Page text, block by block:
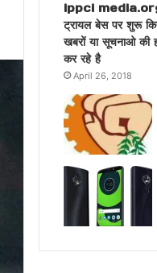
ippci
ट्रायल बेस पर शुरू
खबरों या सूचनाओ की
कर रहे है
April 26, 2018